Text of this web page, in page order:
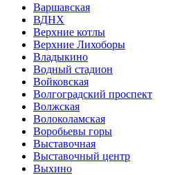
Варшавская
ВДНХ
Верхние котлы
Верхние Лихоборы
Владыкино
Водный стадион
Войковская
Волгоградский проспект
Волжская
Волоколамская
Воробьевы горы
Выставочная
Выставочный центр
Выхино